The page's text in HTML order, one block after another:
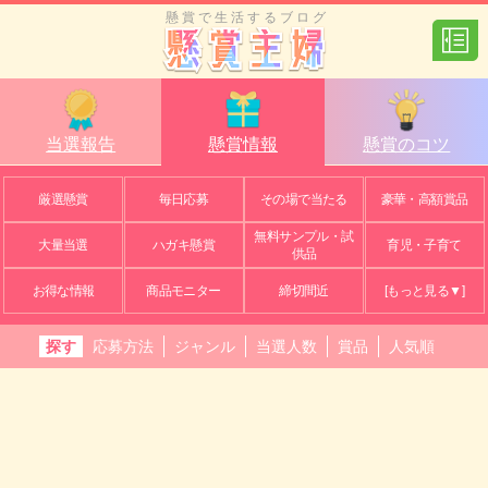
懸賞で生活するブログ
当選報告 懸賞情報 懸賞のコツ
厳選懸賞 毎日応募 その場で当たる 豪華・高額賞品
大量当選 ハガキ懸賞
無料サンプル・試
供品
育児・子育て
お得な情報 商品モニター 締切間近 [もっと見る▼]
探す 応募方法 ジャンル 当選人数 賞品 人気順